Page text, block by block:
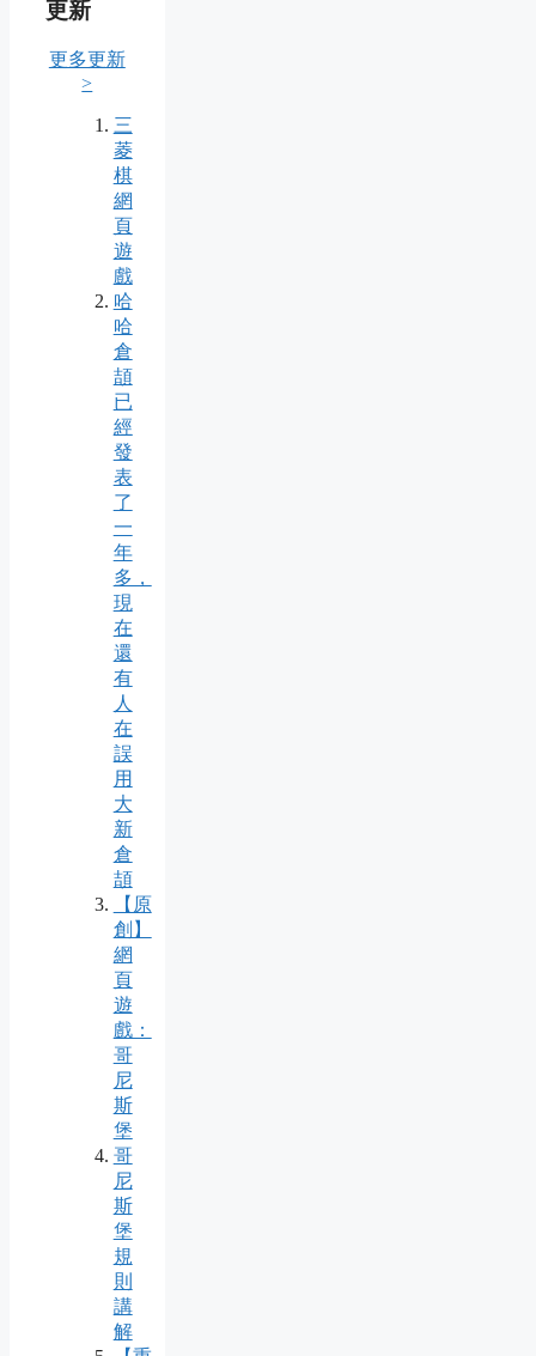
更新
更多更新
>
三
菱
棋
網
頁
遊
戲
哈
哈
倉
頡
已
經
發
表
了
一
年
多，
現
在
還
有
人
在
誤
用
大
新
倉
頡
【原
創】
網
頁
遊
戲：
哥
尼
斯
堡
哥
尼
斯
堡
規
則
講
解